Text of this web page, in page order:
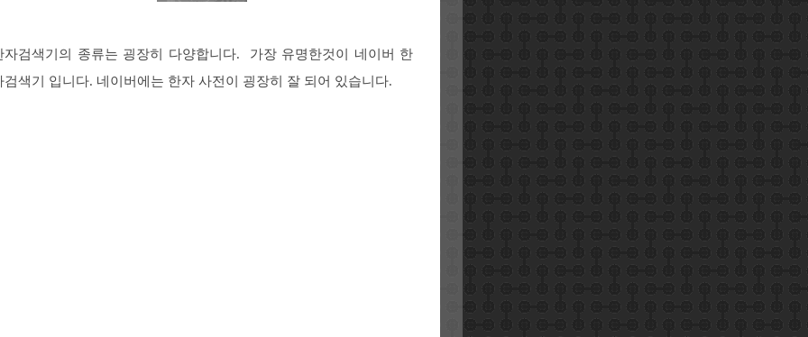
자검색기의 종류는 굉장히 다양합니다. 가장 유명한것이 네이버 한
검색기 입니다. 네이버에는 한자 사전이 굉장히 잘 되어 있습니다.